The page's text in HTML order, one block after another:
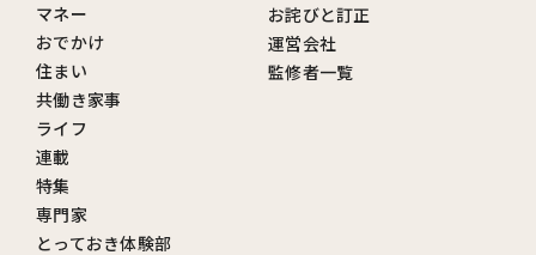
マネー
おでかけ
住まい
共働き家事
ライフ
連載
特集
専門家
とっておき体験部
お詫びと訂正
運営会社
監修者一覧